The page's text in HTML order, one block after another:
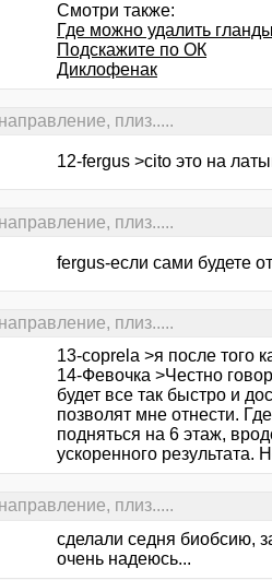
Смотри также:
Где можно удалить
Подскажите по ОК
Диклофенак
плиз.....
12-fergus >cito это на
плиз.....
fergus-если сами будете
плиз.....
13-coprela >я после того
14-Февочка >Честно
будет все так быстро и
позволят мне отнести.
подняться на 6 этаж,
ускоренного результата.
плиз.....
сделали седня биобсию,
очень надеюсь...